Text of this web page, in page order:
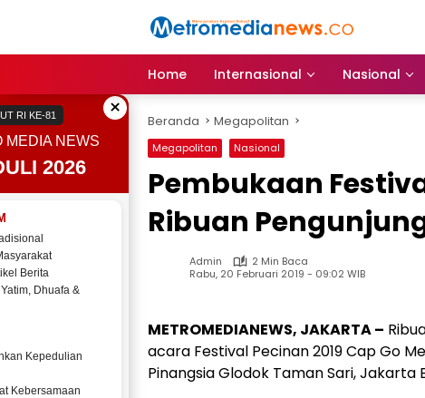
Home Internasional Nasional
×
RI KE-81
MEDIA NEWS
2026
Berita
Dhuafa &
Kepedulian
Kebersamaan
Beranda Megapolitan
Megapolitan Nasional
Pembukaan
Ribuan
Admin
2 Min Baca
Rabu, 20 Februari 2019 - 09:02 WIB
METROMEDIANEWS, JAKARTA –
acara Festival Pecinan 2019 Cap Go
Pinangsia Glodok Taman Sari, Jakarta